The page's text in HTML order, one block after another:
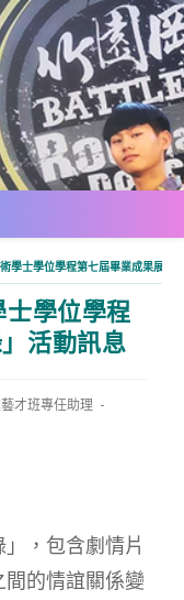
學士學位學程第七屆畢業成果展「
學位學程
活動訊息
才班專任助理
，包含劇情片
的情誼關係變